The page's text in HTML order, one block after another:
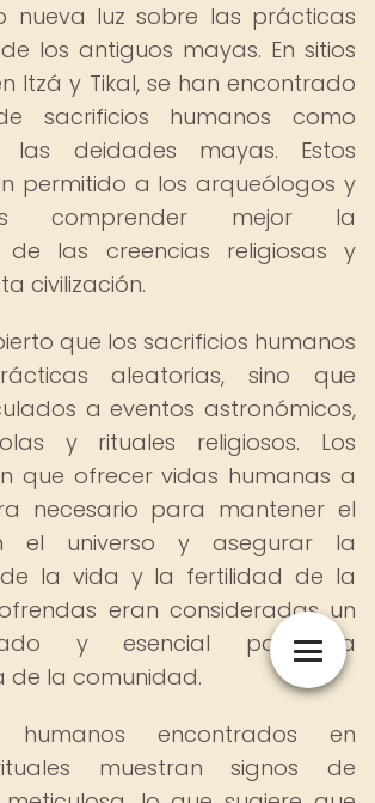
nueva luz sobre las prácticas
los antiguos mayas. En sitios
Itzá y Tikal, se han encontrado
sacrificios humanos como
deidades mayas. Estos
permitido a los arqueólogos y
comprender mejor la
de las creencias religiosas y
civilización.
que los sacrificios humanos
aleatorias, sino que
a eventos astronómicos,
y rituales religiosos. Los
que ofrecer vidas humanas a
necesario para mantener el
el universo y asegurar la
la vida y la fertilidad de la
eran consideradas un
y esencial para la
de la comunidad.
humanos encontrados en
muestran signos de